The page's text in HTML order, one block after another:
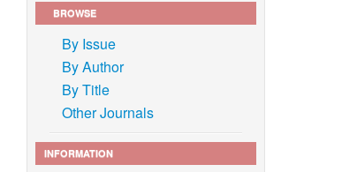
BROWSE
By Issue
By Author
By Title
Other Journals
INFORMATION